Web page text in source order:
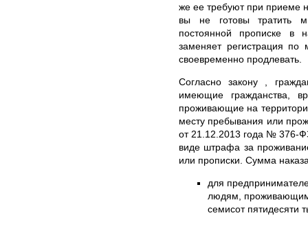
же ее требуют при приеме
вы не готовы тратить
постоянной прописке в
заменяет регистрация
своевременно продлевать.
Согласно закону ,
имеющие гражданства,
проживающие на
месту пребывания или
от 21.12.2013 года № 376-
виде штрафа за
или прописки. Сумма
для
людям, проживающим
семисот пятидесяти